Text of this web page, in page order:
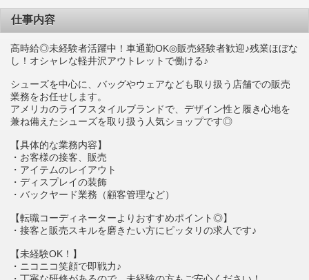
仕事内容
高時給◎未経験者活躍中！車通勤OK◎販売経験者歓迎♪残業ほぼな
し！オシャレな軽井沢アウトレットで働ける♪
シューズを中心に、バッグやウェアなども取り扱う店舗での販売
業務をお任せします。
アメリカのライフスタイルブランドで、デザイン性と履き心地を
兼ね備えたシューズを取り扱う人気ショップです◎
【具体的な業務内容】
・お客様の接客、販売
・アイテムのレイアウト
・ディスプレイの装飾
・バックヤード業務（顧客管理など）
【転職コーディネーターよりおすすめポイント◎】
・接客と販売スキルを磨きたい方にピッタリの求人です♪
【未経験OK！】
・ニコニコ笑顔で即戦力♪